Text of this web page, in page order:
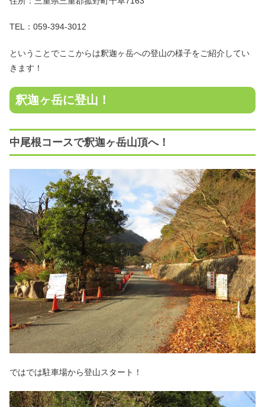
TEL：059-394-3012
ということでここからは釈迦ヶ岳への登山の様子をご紹介してい
きます！
釈迦ヶ岳に登山！
中尾根コースで釈迦ヶ岳山頂へ！
ではでは駐車場から登山スタート！